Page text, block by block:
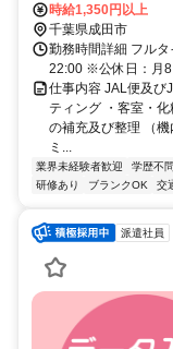
時給1,350円以上
千葉県成田市
勤務時間詳細 フル
22:00 ※公休日：月8
仕事内容 JAL便及び
ティング ・客室・
の補充及び整理 （
ミ...
業界未経験者歓迎 学歴不問
研修あり
ブランクOK 交
派遣社員